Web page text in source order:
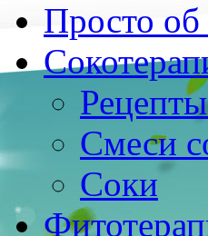
Просто
Смеси
Соки